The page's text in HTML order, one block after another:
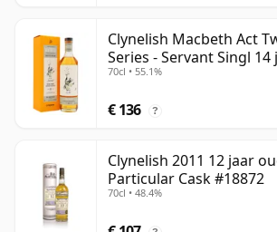
Clynelish Macbeth Act
Series - Servant Singl 14
70cl • 55.1%
€ 136 ?
Clynelish 2011 12 jaar
Particular Cask #18872
70cl • 48.4%